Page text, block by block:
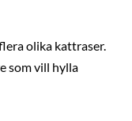
olika kattraser.
som vill hylla